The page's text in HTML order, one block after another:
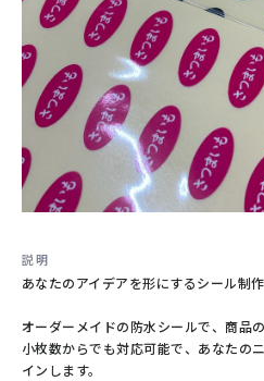
契
#
結婚式のメニュー表
その他
#オリジナル
#オーダーメイド #メニュー表
説明
あなたのアイデアを形にするシール制作
オーダーメイドの防水シールで、商品
小枚数からでも対応可能で、あなたの
インします。